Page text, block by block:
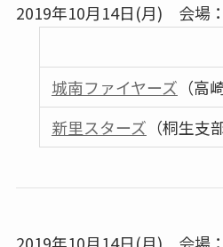
2019年10月14日(月) 会場：
城南ファイヤーズ （高
新里スターズ （桐生支